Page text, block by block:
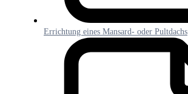
Errichtung eines Mansard- oder Pultdachs